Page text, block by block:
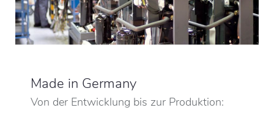
Made in Germany
Von der Entwicklung bis zur Produktion: